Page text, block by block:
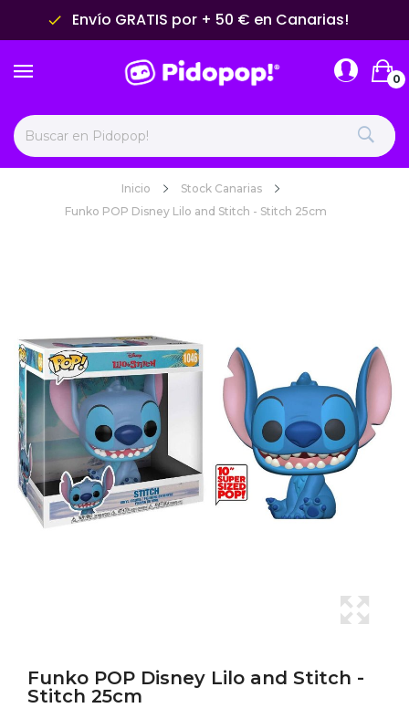
done Envío GRATIS por + 50 € en Canarias!
0
Inicio
Stock Canarias
Funko POP Disney Lilo and Stitch - Stitch 25cm
Funko POP Disney Lilo and Stitch -
Stitch 25cm